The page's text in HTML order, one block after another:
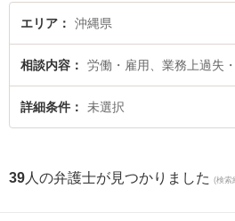
便利です。特にベリーベスト法律事務所 那覇
す。『沖縄県で土日や夜間に発生した業務上
に相談したい』『業務上過失のトラブル解決
したい』『初回相談無料で業務上過失を法律
エリア 沖縄県
相談内容 労働・雇用、業務上過失
詳細条件 未選択
39 人の弁護士が見つかりました (検索